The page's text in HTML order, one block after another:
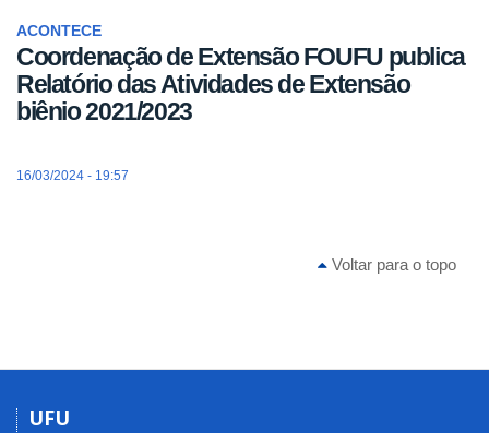
ACONTECE
Coordenação de Extensão FOUFU publica
Relatório das Atividades de Extensão
biênio 2021/2023
16/03/2024 - 19:57
Voltar para o topo
UFU